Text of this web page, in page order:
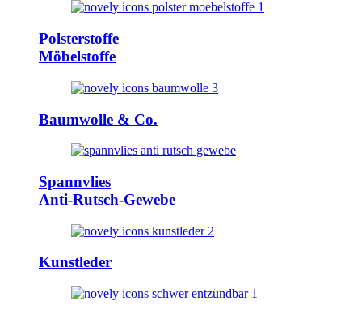
Polsterstoffe
Möbelstoffe
Baumwolle & Co.
Spannvlies
Anti-Rutsch-Gewebe
Kunstleder